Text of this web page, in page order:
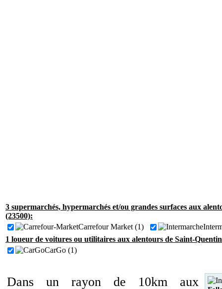
3 supermarchés, hypermarchés et/ou grandes surfaces aux
(23500):
Carrefour Market (1)
1 loueur de voitures ou utilitaires aux alentours de Saint-
CarGo (1)
Dans un rayon de 10km aux